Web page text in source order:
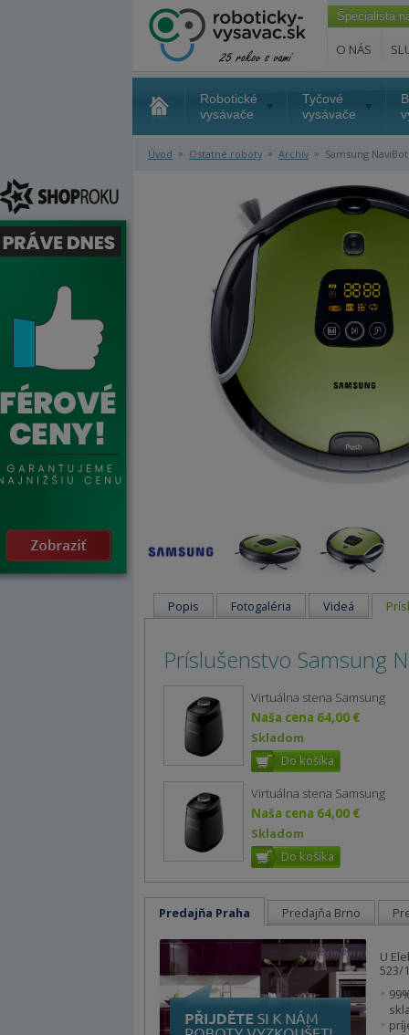
Špecialista
O NÁS
Robotické
vysávače
Tyčové
vysávače
Úvod » Ostatné roboty » Archív » Samsung NaviBot
Popis Fotogaléria Videá
Príslušenstvo Samsung
Virtuálna stena Samsung
Naša cena 64,00 €
Skladom
Virtuálna stena Samsung
Naša cena 64,00 €
Skladom
Predajňa Praha Predajňa Brno
U
523/